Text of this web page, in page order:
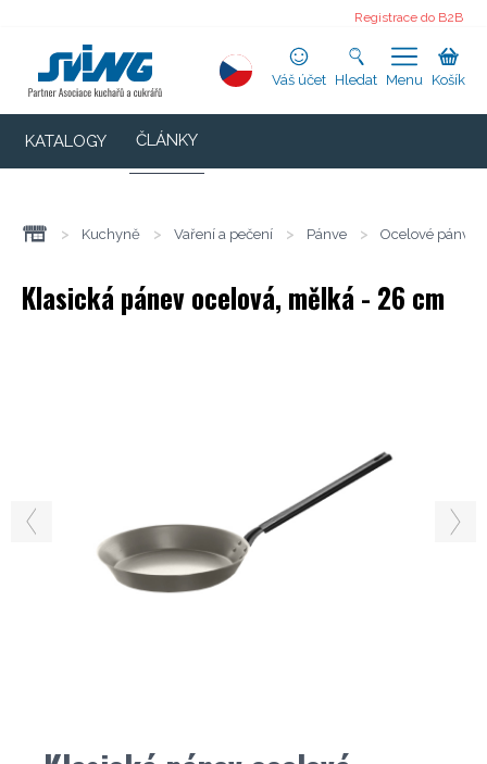
Registrace do B2B
Váš účet Hledat Menu Košík
KATALOGY ČLÁNKY
> Kuchyně > Vaření a pečení > Pánve > Ocelové pánve
Klasická pánev ocelová, mělká - 26 cm